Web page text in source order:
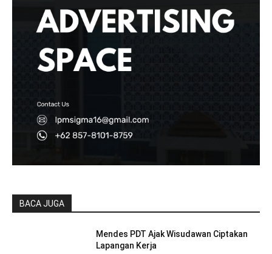
BACA JUGA
Mendes PDT Ajak Wisudawan Ciptakan
Lapangan Kerja